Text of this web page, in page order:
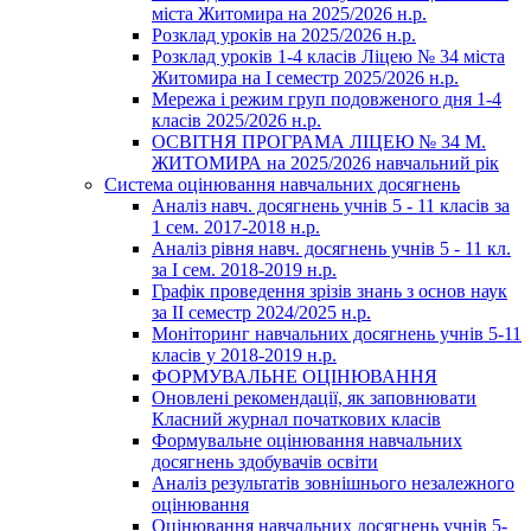
міста Житомира на 2025/2026 н.р.
Розклад уроків на 2025/2026 н.р.
Розклад уроків 1-4 класів Ліцею № 34 міста
Житомира на І семестр 2025/2026 н.р.
Мережа і режим груп подовженого дня 1-4
класів 2025/2026 н.р.
ОСВІТНЯ ПРОГРАМА ЛІЦЕЮ № 34 М.
ЖИТОМИРА на 2025/2026 навчальний рік
Система оцінювання навчальних досягнень
Аналіз навч. досягнень учнів 5 - 11 класів за
1 сем. 2017-2018 н.р.
Аналіз рівня навч. досягнень учнів 5 - 11 кл.
за І сем. 2018-2019 н.р.
Графік проведення зрізів знань з основ наук
за ІІ семестр 2024/2025 н.р.
Моніторинг навчальних досягнень учнів 5-11
класів у 2018-2019 н.р.
ФОРМУВАЛЬНЕ ОЦІНЮВАННЯ
Оновлені рекомендації, як заповнювати
Класний журнал початкових класів
Формувальне оцінювання навчальних
досягнень здобувачів освіти
Аналіз результатів зовнішнього незалежного
оцінювання
Оцінювання навчальних досягнень учнів 5-